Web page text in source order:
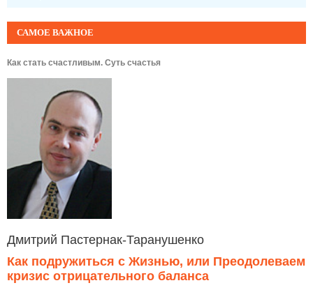
САМОЕ ВАЖНОЕ
Как стать счастливым. Суть счастья
Дмитрий Пастернак-Таранушенко
Как подружиться с Жизнью, или Преодолеваем
кризис отрицательного баланса